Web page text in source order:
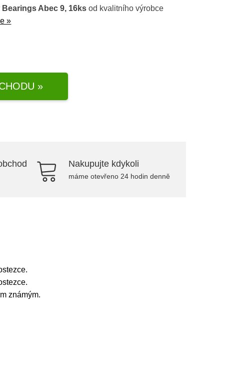
Abec 9, 16ks od kvalitního výrobce
»
»
Nakupujte kdykoli
máme otevřeno 24 hodin denně
známým.